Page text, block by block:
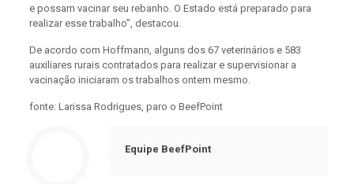
e possam vacinar seu rebanho. O Estado está preparado para
realizar esse trabalho”, destacou.
De acordo com Hoffmann, alguns dos 67 veterinários e 583
auxiliares rurais contratados para realizar e supervisionar a
vacinação iniciaram os trabalhos ontem mesmo.
fonte: Larissa Rodrigues, paro o BeefPoint
Equipe BeefPoint